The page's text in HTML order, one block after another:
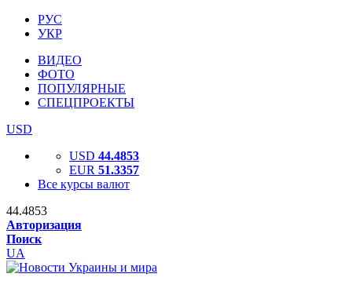
РУС
УКР
ВИДЕО
ФОТО
ПОПУЛЯРНЫЕ
СПЕЦПРОЕКТЫ
USD
USD 44.4853
EUR 51.3357
Все курсы валют
44.4853
Авторизация
Поиск
UA